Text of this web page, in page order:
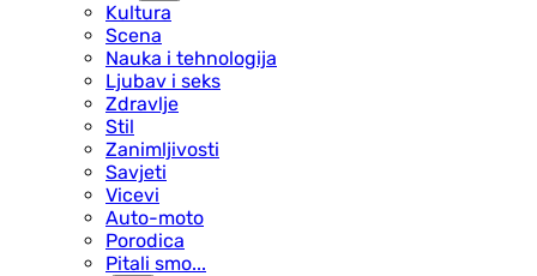
Kultura
Scena
Nauka i tehnologija
Ljubav i seks
Zdravlje
Stil
Zanimljivosti
Savjeti
Vicevi
Auto-moto
Porodica
Pitali smo...